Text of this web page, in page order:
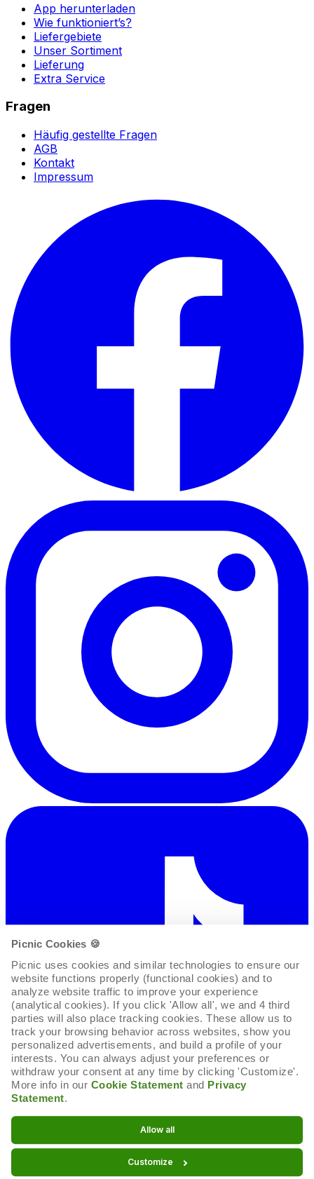
Picnic Cookies 🍪
Picnic uses cookies and similar technologies to ensure our
website functions properly (functional cookies) and to
analyze website traffic to improve your experience
(analytical cookies). If you click 'Allow all', we and 4 third
parties will also place tracking cookies. These allow us to
track your browsing behavior across websites, show you
personalized advertisements, and build a profile of your
interests. You can always adjust your preferences or
withdraw your consent at any time by clicking 'Customize'.
More info in our Cookie Statement and Privacy
Statement.
Allow all
Customize
App herunterladen
Wie funktioniert’s?
Liefergebiete
Unser Sortiment
Lieferung
Extra Service
Fragen
Häufig gestellte Fragen
AGB
Kontakt
Impressum